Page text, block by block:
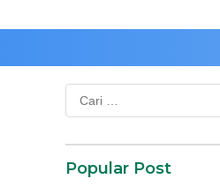
Cari
untuk:
Popular Post